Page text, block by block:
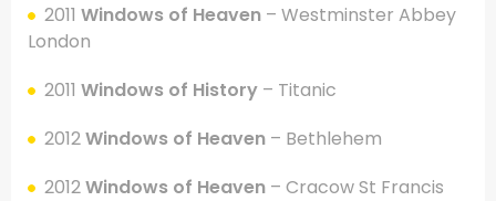
2011 Windows of Heaven – Westminster Abbey
London
2011 Windows of History – Titanic
2012Windows of Heaven – Bethlehem
2012Windows of Heaven – Cracow St Francis